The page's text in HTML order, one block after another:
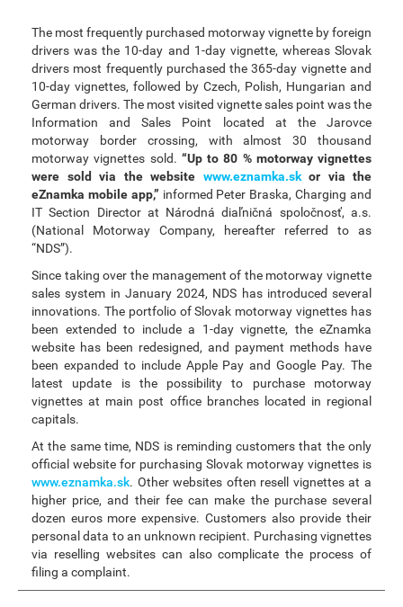
The most frequently purchased motorway vignette by foreign
drivers was the 10-day and 1-day vignette, whereas Slovak
drivers most frequently purchased the 365-day vignette and
10-day vignettes, followed by Czech, Polish, Hungarian and
German drivers. The most visited vignette sales point was the
Information and Sales Point located at the Jarovce
motorway border crossing, with almost 30 thousand
motorway vignettes sold. “Up to 80 % motorway vignettes
were sold via the website www.eznamka.skor via the
eZnamka mobile app,” informed Peter Braska, Charging and
IT Section Director at Národná diaľničná spoločnosť, a.s.
(National Motorway Company, hereafter referred to as
“NDS”).
Since taking over the management of the motorway vignette
sales system in January 2024, NDS has introduced several
innovations. The portfolio of Slovak motorway vignettes has
been extended to include a 1-day vignette, the eZnamka
website has been redesigned, and payment methods have
been expanded to include Apple Pay and Google Pay. The
latest update is the possibility to purchase motorway
vignettes at main post office branches located in regional
capitals.
At the same time, NDS is reminding customers that the only
official website for purchasing Slovak motorway vignettes is
www.eznamka.sk. Other websites often resell vignettes at a
higher price, and their fee can make the purchase several
dozen euros more expensive. Customers also provide their
personal data to an unknown recipient. Purchasing vignettes
via reselling websites can also complicate the process of
filing a complaint.